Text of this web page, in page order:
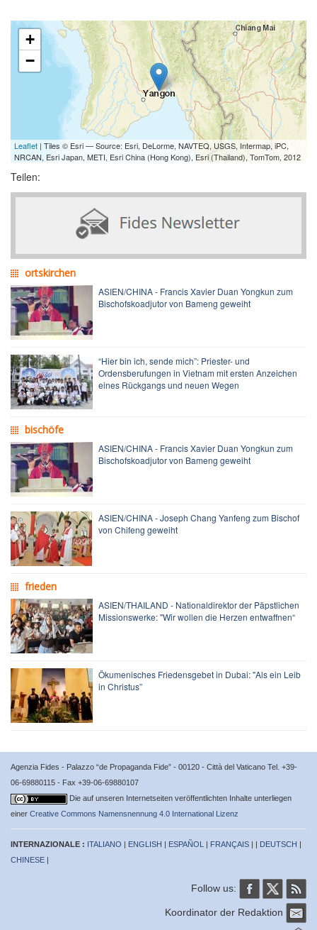
+
−
Leaflet | Tiles © Esri — Source: Esri, DeLorme, NAVTEQ, USGS, Intermap, iPC,
NRCAN, Esri Japan, METI, Esri China (Hong Kong), Esri (Thailand), TomTom, 2012
Teilen:
ortskirchen
ASIEN/CHINA - Francis Xavier Duan Yongkun zum
Bischofskoadjutor von Bameng geweiht
“Hier bin ich, sende mich”: Priester- und
Ordensberufungen in Vietnam mit ersten Anzeichen
eines Rückgangs und neuen Wegen
bischöfe
ASIEN/CHINA - Francis Xavier Duan Yongkun zum
Bischofskoadjutor von Bameng geweiht
ASIEN/CHINA - Joseph Chang Yanfeng zum Bischof
von Chifeng geweiht
frieden
ASIEN/THAILAND - Nationaldirektor der Päpstlichen
Missionswerke: "Wir wollen die Herzen entwaffnen“
Ökumenisches Friedensgebet in Dubai: "Als ein Leib
in Christus”
Agenzia Fides - Palazzo “de Propaganda Fide” - 00120 - Città del Vaticano Tel. +39-
06-69880115 - Fax +39-06-69880107
Die auf unseren Internetseiten veröffentlichten Inhalte unterliegen
einer Creative Commons Namensnennung 4.0 International Lizenz
INTERNAZIONALE : ITALIANO | ENGLISH | ESPAÑOL | FRANÇAIS | | DEUTSCH |
CHINESE |
Follow us:
Koordinator der Redaktion